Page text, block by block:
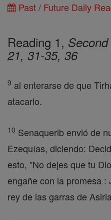
Past / Future Daily
Reading 1,
21, 31-35, 36
9 al enterarse de que
atacarlo.
10 Senaquerib envió de
Ezequías, diciendo:
esto, "No dejes que tu
engañe con la promesa
rey de las garras de